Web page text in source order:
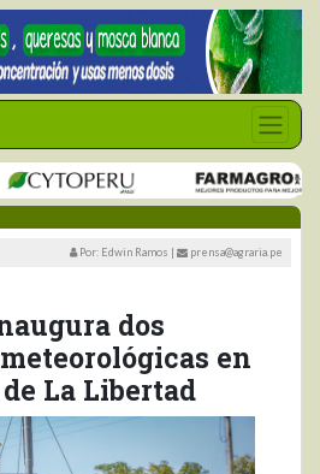
Por: Edwin Ramos | prensa@agraria.pe
dos
en
La Libertad